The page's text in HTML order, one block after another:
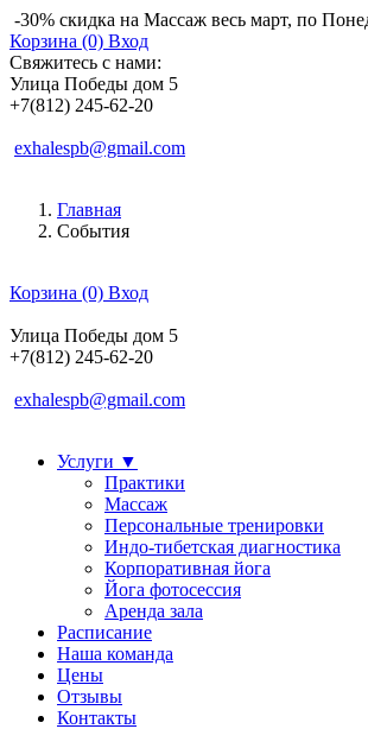
-30% скидка на Массаж весь март, по
Корзина (0) Вход
Свяжитесь с нами:
Улица Победы дом 5
+7(812) 245-62-20
exhalespb@gmail.com
Главная
События
Корзина (0) Вход
Улица Победы дом 5
+7(812) 245-62-20
exhalespb@gmail.com
Услуги ▼
Практики
Массаж
Персональные тренировки
Индо-тибетская диагностика
Корпоративная йога
Йога фотосессия
Аренда зала
Расписание
Наша команда
Цены
Отзывы
Контакты